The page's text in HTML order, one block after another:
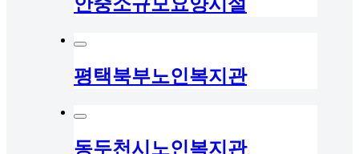
안중소규모요양시설
평택북부노인복지관
동두천시노인복지관